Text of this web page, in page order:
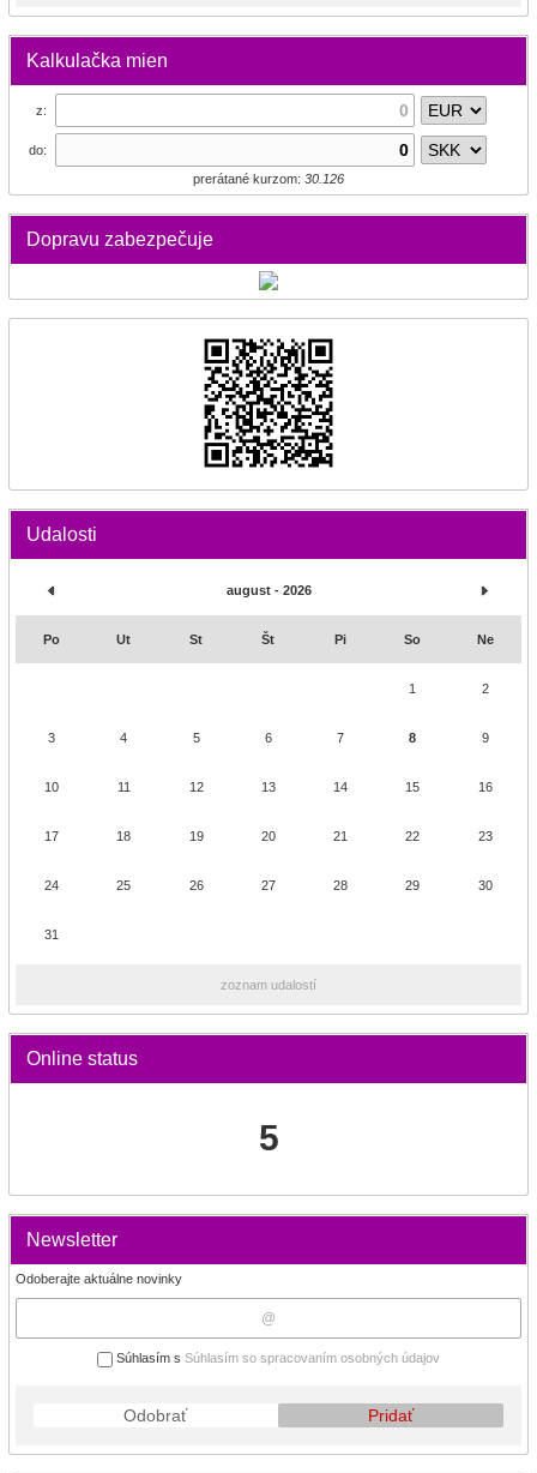
Kalkulačka mien
z:
do:
prerátané kurzom: 30.126
Dopravu zabezpečuje
Udalosti
august - 2026
Po Ut St Št Pi So Ne
1 2
3 4 5 6 7 8 9
10 11 12 13 14 15 16
17 18 19 20 21 22 23
24 25 26 27 28 29 30
31
zoznam udalostí
Online status
5
Newsletter
Odoberajte aktuálne novinky
Súhlasím s Súhlasím so spracovaním osobných údajov
Odobrať Pridať